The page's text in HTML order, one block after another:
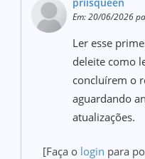
Em: 20/06/2026
Ler esse
deleite como
concluírem o
aguardando
atualizações.
[Faça o login para